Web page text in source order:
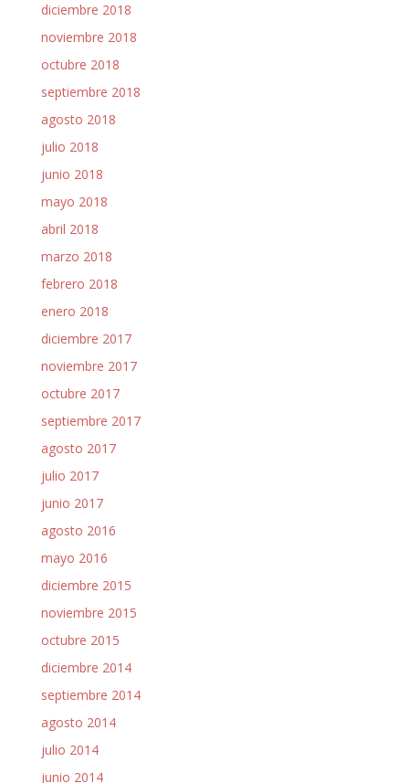
diciembre 2018
noviembre 2018
octubre 2018
septiembre 2018
agosto 2018
julio 2018
junio 2018
mayo 2018
abril 2018
marzo 2018
febrero 2018
enero 2018
diciembre 2017
noviembre 2017
octubre 2017
septiembre 2017
agosto 2017
julio 2017
junio 2017
agosto 2016
mayo 2016
diciembre 2015
noviembre 2015
octubre 2015
diciembre 2014
septiembre 2014
agosto 2014
julio 2014
junio 2014